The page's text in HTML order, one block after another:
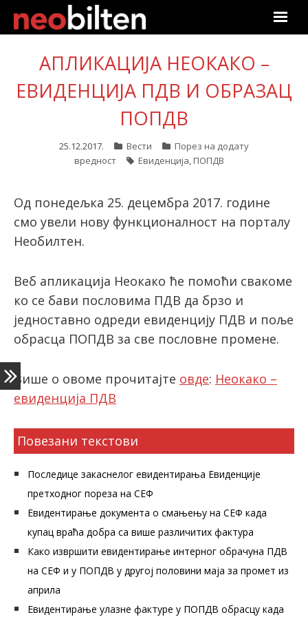
Почетна
Претрага
Подаци
О нама
Пријава
АПЛИКАЦИЈА НЕОКАКО –
ЕВИДЕНЦИЈА ПДВ И ОБРАЗАЦ
ПОПДВ
25.12.2017. Вести
Порез на додату
вредност
Евиденција, ПОПДВ
Од понедељка 25. децембра 2017. године
смо увели нову функционалност на порталу
Необилтен.
Веб апликација Неокако ће помоћи свакоме
ко се бави пословима ПДВ да брзо и
једноставно одреди евиденцију ПДВ и поље
обрасца ПОПДВ за све пословне промене.
Више о овоме прочитајте овде: Неокако –
евиденција ПДВ
Повезани текстови
Последице закаснелог евидентирања Евиденције
претходног пореза на СЕФ
Евидентирање документа о смањењу на СЕФ када
купац враћа добра са више различитих фактура
Како извршити евидентирање интерног обрачуна ПДВ
на СЕФ и у ПОПДВ у другој половини маја за промет из
априла
Евидентирање улазне фактуре у ПОПДВ обрасцу када